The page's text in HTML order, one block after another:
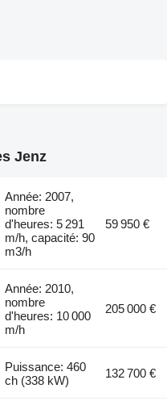
Jenz
Année: 2007,
nombre
d'heures: 5 291
m/h, capacité: 90
m3/h
59 950 €
Année: 2010,
nombre
d'heures: 10 000
m/h
205 000 €
Puissance: 460
ch (338 kW)
132 700 €